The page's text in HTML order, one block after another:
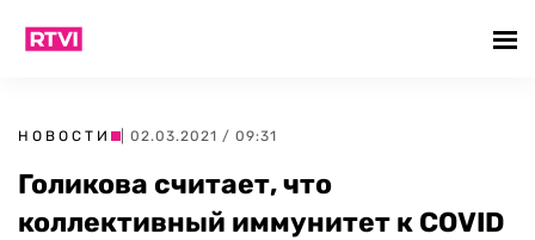
НОВОСТИ | 02.03.2021 / 09:31
Голикова считает, что
коллективный иммунитет к COVID